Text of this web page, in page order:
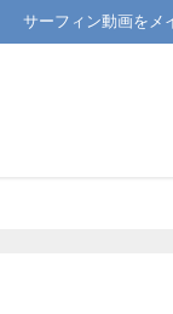
サーフィン動画をメ